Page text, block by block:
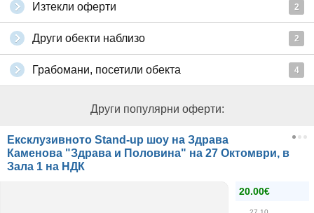
Изтекли оферти 2
Други обекти наблизо 2
Грабомани, посетили обекта 4
Други популярни оферти:
Ексклузивното Stand-up шоу на Здрава
Каменова "Здрава и Половина" на 27 Октомври, в
Зала 1 на НДК
20.00€